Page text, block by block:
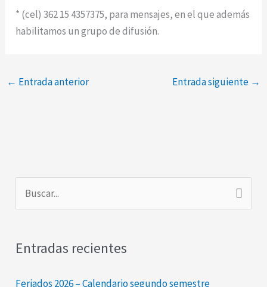
* (cel) 362 15 4357375, para mensajes, en el que además
habilitamos un grupo de difusión.
← Entrada anterior Entrada siguiente →
c
a
Entradas recientes
Feriados 2026 – Calendario segundo semestre